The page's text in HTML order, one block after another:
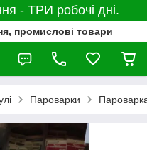
- ТРИ робочі дні.
промислові товари
Пароварки